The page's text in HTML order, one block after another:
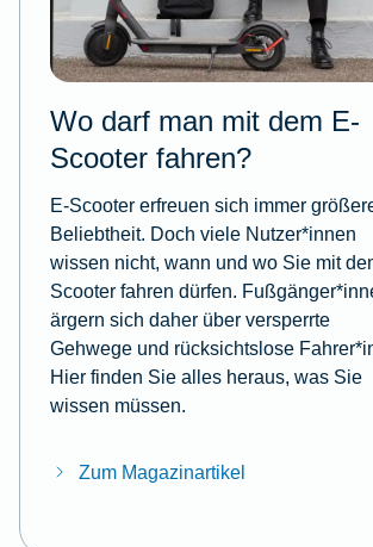
Wo darf man mit dem E-
Scooter fahren?
E-Scooter erfreuen sich immer
Beliebtheit. Doch viele Nutzer*innen
wissen nicht, wann und wo Sie mit
Scooter fahren dürfen.
ärgern sich daher über versperrte
Gehwege und rücksichtslose
Hier finden Sie alles heraus, was Sie
wissen müssen.
Zum Magazinartikel